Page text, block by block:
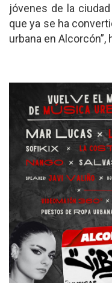
jóvenes de la
que ya se ha
urbana en